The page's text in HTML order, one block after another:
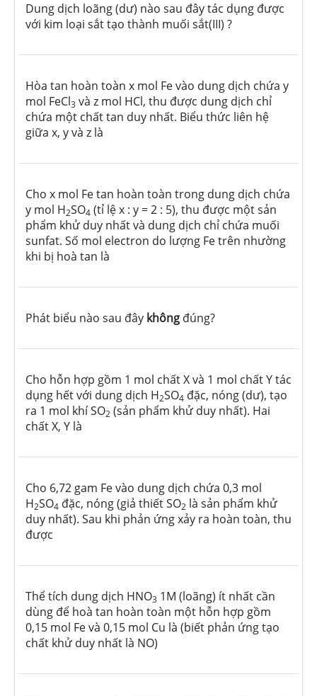
Dung dịch loãng (dư) nào sau đây tác dụng được
với kim loại sắt tạo thành muối sắt(III) ?
Hòa tan hoàn toàn x mol Fe vào dung dịch chứa y
mol FeCl3 và z mol HCl, thu được dung dịch chỉ
chứa một chất tan duy nhất. Biểu thức liên hệ
giữa x, y và z là
Cho x mol Fe tan hoàn toàn trong dung dịch chứa
y mol H2SO4 (tỉ lệ x : y = 2 : 5), thu được một sản
phẩm khử duy nhất và dung dịch chỉ chứa muối
sunfat. Số mol electron do lượng Fe trên nhường
khi bị hoà tan là
Phát biểu nào sau đây không đúng?
Cho hỗn hợp gồm 1 mol chất X và 1 mol chất Y tác
dụng hết với dung dịch H2SO4 đặc, nóng (dư), tạo
ra 1 mol khí SO2 (sản phẩm khử duy nhất). Hai
chất X, Y là
Cho 6,72 gam Fe vào dung dịch chứa 0,3 mol
H2SO4 đặc, nóng (giả thiết SO2 là sản phẩm khử
duy nhất). Sau khi phản ứng xảy ra hoàn toàn, thu
được
Thể tích dung dịch HNO3 1M (loãng) ít nhất cần
dùng để hoà tan hoàn toàn một hỗn hợp gồm
0,15 mol Fe và 0,15 mol Cu là (biết phản ứng tạo
chất khử duy nhất là NO)